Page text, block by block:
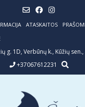
ATASKAITOS
g. 1D, Verbūnų k., Kūžių sen.,
+37067612231